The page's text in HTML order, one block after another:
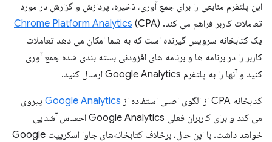
این پلتفرم منابعی را برای جمع آوری، ذخیره، پردازش و گزارش در مورد
تعاملات کاربر فراهم می کند.
Chrome Platform Analytics (CPA)
یک کتابخانه سرویس گیرنده است که به شما امکان می دهد تعاملات
کاربر را در برنامه ها و برنامه های افزودنی بسته بندی شده جمع آوری
کنید و آنها را به پلتفرم Google Analytics ارسال کنید.
کتابخانه CPA از الگوی اصلی استفاده از Google Analytics پیروی
می کند و برای کاربران فعلی Google Analytics احساس آشنایی
خواهد داشت. با این حال، برخلاف کتابخانه‌های جاوا اسکریپت Google